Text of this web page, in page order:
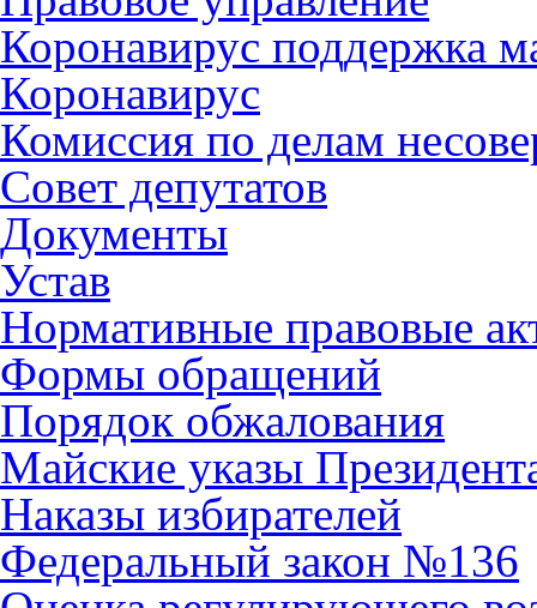
Коронавирус поддержка
Коронавирус
Комиссия по делам
Совет депутатов
Документы
Устав
Нормативные правовые
Формы обращений
Порядок обжалования
Майские указы
Наказы избирателей
Федеральный закон №136